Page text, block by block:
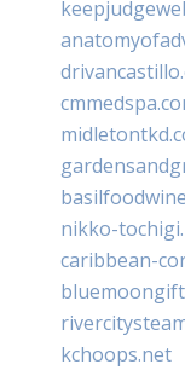
nikko-
caribbean-
kchoops.net